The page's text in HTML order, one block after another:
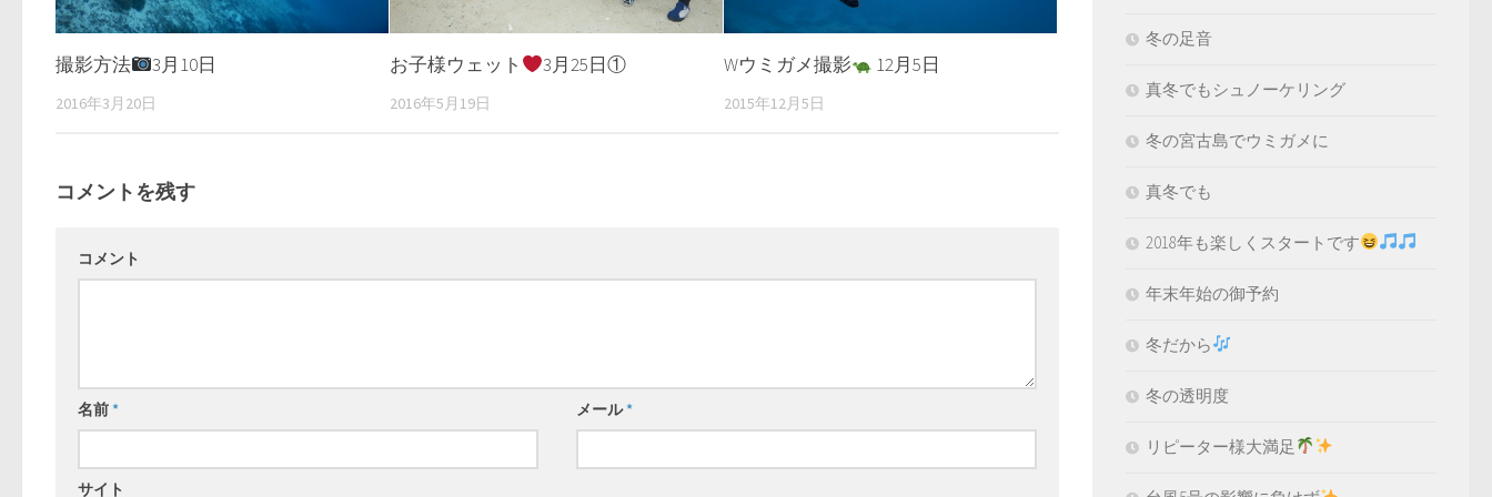
撮影方法 3月10日
2016年3月20日
お子様ウェット 3月25日①
2016年5月19日
Wウミガメ撮影 12月5日
2015年12月5日
コメントを残す
コメント
名前* メール*
サイト
冬の足音
真冬でもシュノーケリング
冬の宮古島でウミガメに
真冬でも
2018年も楽しくスタートです
年末年始の御予約
冬だから
冬の透明度
リピーター様大満足